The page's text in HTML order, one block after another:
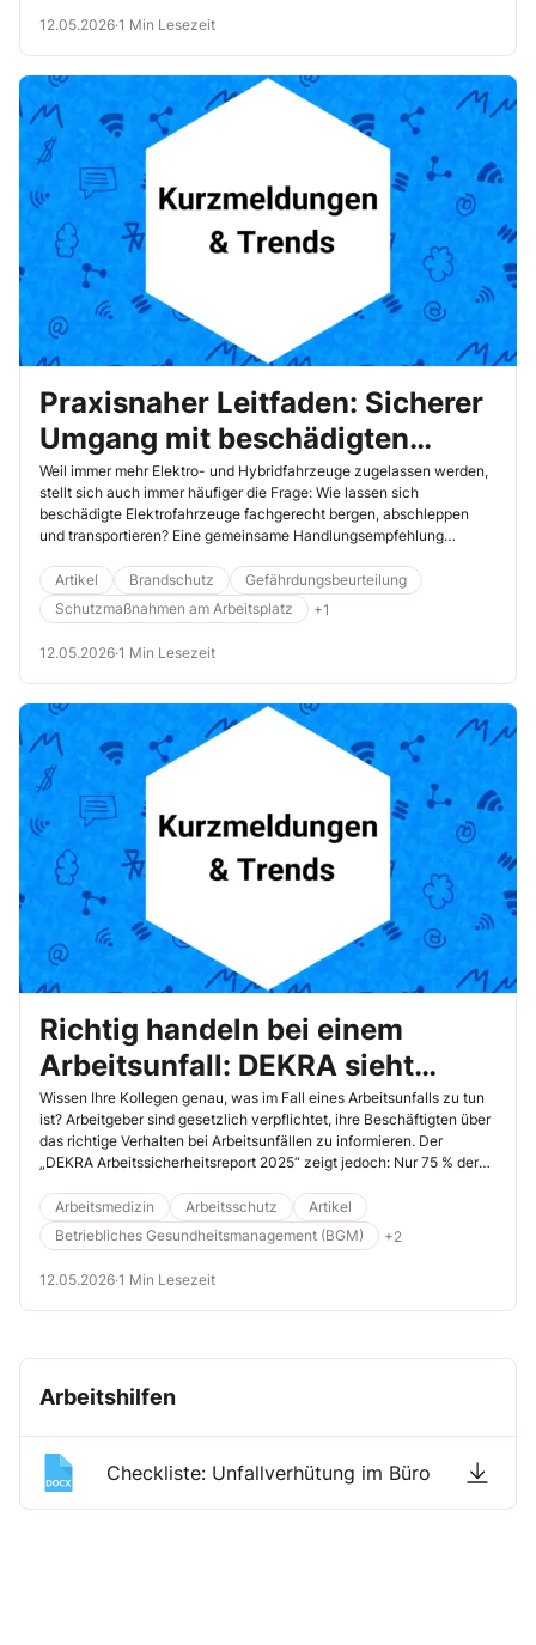
12.05.2026·1 Min Lesezeit
Praxisnaher Leitfaden: Sicherer
Umgang mit beschädigten
Elektrofahrzeugen
Weil immer mehr Elektro- und Hybridfahrzeuge zugelassen werden,
stellt sich auch immer häufiger die Frage: Wie lassen sich
beschädigte Elektrofahrzeuge fachgerecht bergen, abschleppen
und transportieren? Eine gemeinsame Handlungsempfehlung
Orientierung für Abschleppdienste, Werkstätten und Einsatzkräfte.
Ziel ist ein sicherer und reibungsloser Ablauf für alle Beteiligten.
Artikel Brandschutz
Gefährdungsbeurteilung
Schutzmaßnahmen am Arbeitsplatz
+1
12.05.2026·1 Min Lesezeit
Richtig handeln bei einem
Arbeitsunfall: DEKRA sieht
Nachholbedarf bei
Unterweisungen
Wissen Ihre Kollegen genau, was im Fall eines Arbeitsunfalls zu tun
ist? Arbeitgeber sind gesetzlich verpflichtet, ihre Beschäftigten über
das richtige Verhalten bei Arbeitsunfällen zu informieren. Der
„DEKRA Arbeitssicherheitsreport 2025“ zeigt jedoch: Nur 75 % der
bei Betrieben mit weniger als 50 Mitarbeitern sogar nur 45 %.
Fehlendes Wissen kann rechtliche, finanzielle und gesundheitliche
Folgen haben.
Arbeitsmedizin Arbeitsschutz
Artikel
Betriebliches Gesundheitsmanagement (BGM)
+2
12.05.2026·1 Min Lesezeit
Arbeitshilfen
Checkliste: Unfallverhütung im Büro